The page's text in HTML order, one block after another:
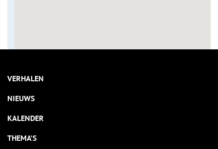
VERHALEN
NIEUWS
KALENDER
THEMA’S